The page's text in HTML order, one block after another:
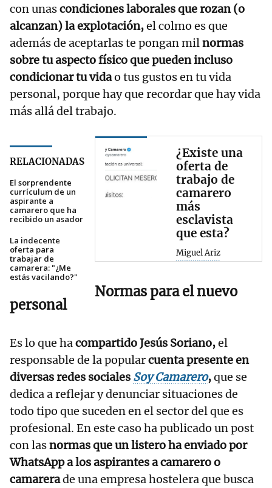
con unascondiciones laborales que rozan (o
alcanzan) la explotación,el colmo es que
además de aceptarlas te pongan milnormas
sobre tu aspecto físico que pueden incluso
condicionar tu vidao tus gustos en tu vida
personal, porque hay que recordar que hay vida
más allá del trabajo.
RELACIONADAS
El sorprendente
currículum de un
aspirante a
camarero que ha
recibido un asador
La indecente
oferta para
trabajar de
camarera: "¿Me
estás vacilando?"
¿Existe una
oferta de
trabajo de
camarero
más
esclavista
que esta?
Miguel Ariz
Normas para el nuevo
personal
Es lo que hacompartido Jesús Soriano,el
responsable de la popularcuenta presente en
diversas redes sociales Soy Camarero,que se
dedica a reflejar y denunciar situaciones de
todo tipo que suceden en el sector del que es
profesional. En este caso ha publicado un post
con lasnormas que un listero ha enviado por
WhatsApp a los aspirantes a camarero o
camarerade una empresa hostelera que busca